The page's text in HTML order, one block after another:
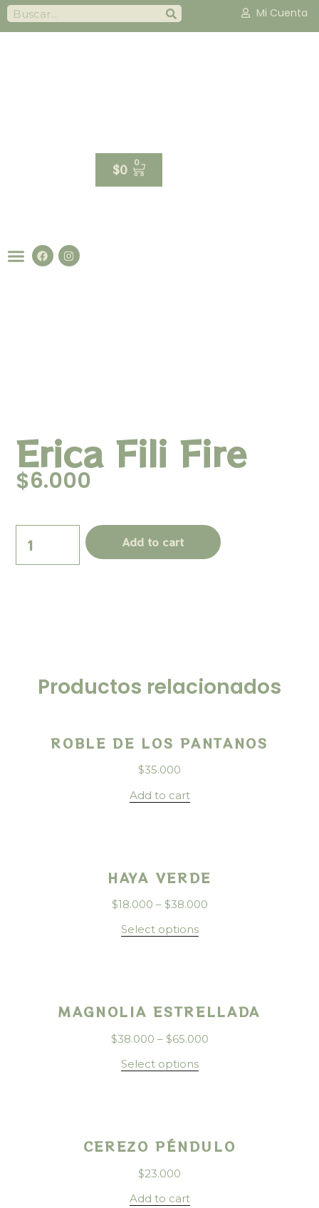
Mi Cuenta
$0
0
Erica Fili Fire
$6.000
Add to cart
Productos relacionados
ROBLE DE LOS PANTANOS
$35.000
Add to cart
HAYA VERDE
$18.000 – $38.000
Select options
MAGNOLIA ESTRELLADA
$38.000 – $65.000
Select options
CEREZO PÉNDULO
$23.000
Add to cart